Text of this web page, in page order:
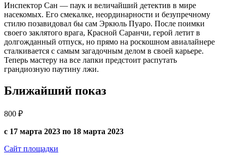
Инспектор Сан — паук и величайший детектив в мире
насекомых. Его смекалке, неординарности и безупречному
стилю позавидовал бы сам Эркюль Пуаро. После поимки
своего заклятого врага, Красной Саранчи, герой летит в
долгожданный отпуск, но прямо на роскошном авиалайнере
сталкивается с самым загадочным делом в своей карьере.
Теперь мастеру на все лапки предстоит распутать
грандиозную паутину лжи.
Ближайший показ
800 ₽
с 17 марта 2023 по 18 марта 2023
Сайт площадки